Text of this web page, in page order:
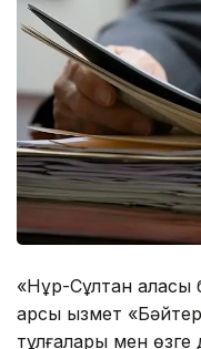
«Нұр-Сұлтан қаласы
қарсы қызмет
тұлғалары мен өзге